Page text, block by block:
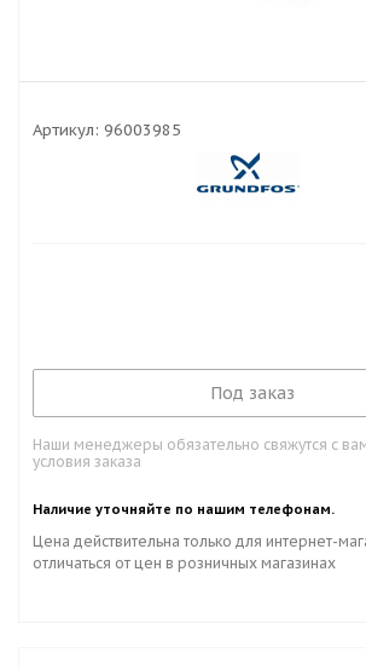
Артикул: 96003985
Под заказ
Наши менеджеры обязательно свяжутся с
условия заказа
Наличие уточняйте по нашим телефонам.
Цена действительна только для интернет-
отличаться от цен в розничных магазинах